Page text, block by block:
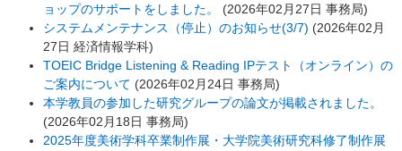
ョップのサポートをしました。
(2026年02月27日 事務局)
システムメンテナンス（停止）のお知らせ(3/7) (2026年02月
27日 経済情報学科)
TOEIC Bridge Listening & Reading IPテスト（オンライン）の
ご案内について (2026年02月24日 事務局)
本学教員の参加した研究グループの論文が掲載されました。
(2026年02月18日 事務局)
2025年度美術学科卒業制作展・大学院美術研究科修了制作展